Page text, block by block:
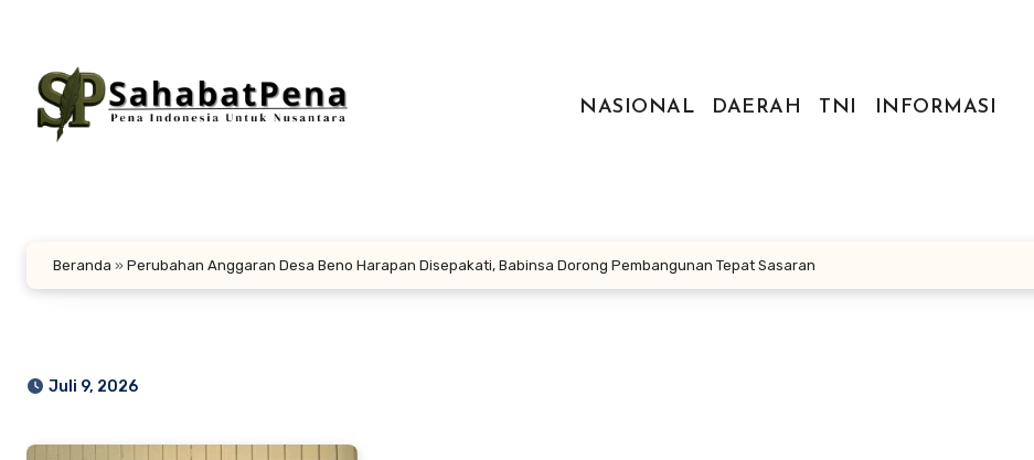
konten
NASIONAL
DAERAH TNI INFORMASI
Beranda » Perubahan Anggaran Desa Beno Harapan Disepakati, Babinsa Dorong Pembangunan Tepat Sasaran
Juli 9, 2026